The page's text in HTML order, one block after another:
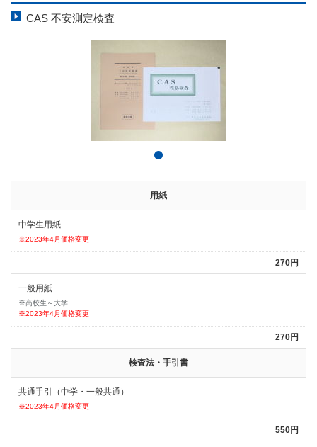
CAS 不安測定検査
用紙
中学生用紙
※2023年4月価格変更
270円
一般用紙
※高校生～大学
※2023年4月価格変更
270円
検査法・手引書
共通手引（中学・一般共通）
※2023年4月価格変更
550円